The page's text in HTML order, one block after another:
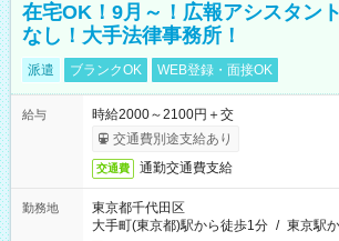
在宅OK！9月～！広報アシスタン
なし！大手法律事務所！
派遣 ブランクOK WEB登録・面接OK
給与
時給2000～2100円＋交
交通費別途支給あり
交通費 通勤交通費支給
勤務地
東京都千代田区
大手町(東京都)駅から徒歩1分 / 東京駅